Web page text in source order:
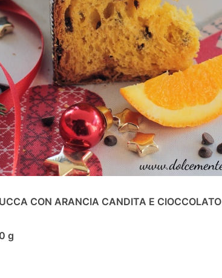
CON ARANCIA CANDITA E CIOCCOLATO
g